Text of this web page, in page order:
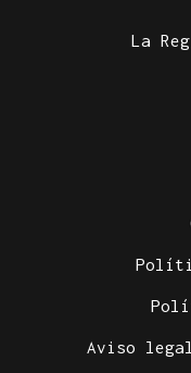
La
Aviso